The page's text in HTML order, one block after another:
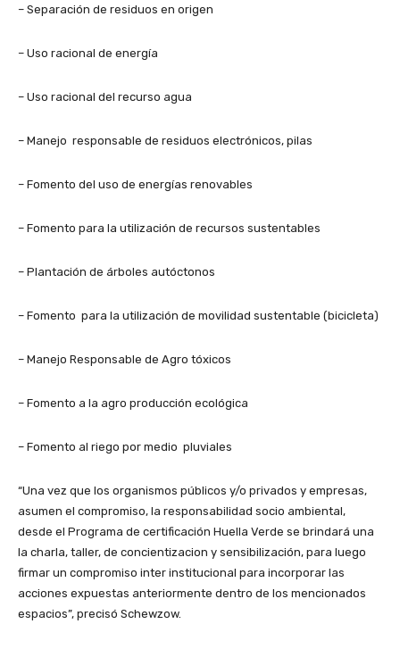
– Separación de residuos en origen
– Uso racional de energía
– Uso racional del recurso agua
– Manejo responsable de residuos electrónicos, pilas
– Fomento del uso de energías renovables
– Fomento para la utilización de recursos sustentables
– Plantación de árboles autóctonos
– Fomento para la utilización de movilidad sustentable (bicicleta)
– Manejo Responsable de Agro tóxicos
– Fomento a la agro producción ecológica
– Fomento al riego por medio pluviales
“Una vez que los organismos públicos y/o privados y empresas,
asumen el compromiso, la responsabilidad socio ambiental,
desde el Programa de certificación Huella Verde se brindará una
la charla, taller, de concientizacion y sensibilización, para luego
firmar un compromiso inter institucional para incorporar las
acciones expuestas anteriormente dentro de los mencionados
espacios”, precisó Schewzow.